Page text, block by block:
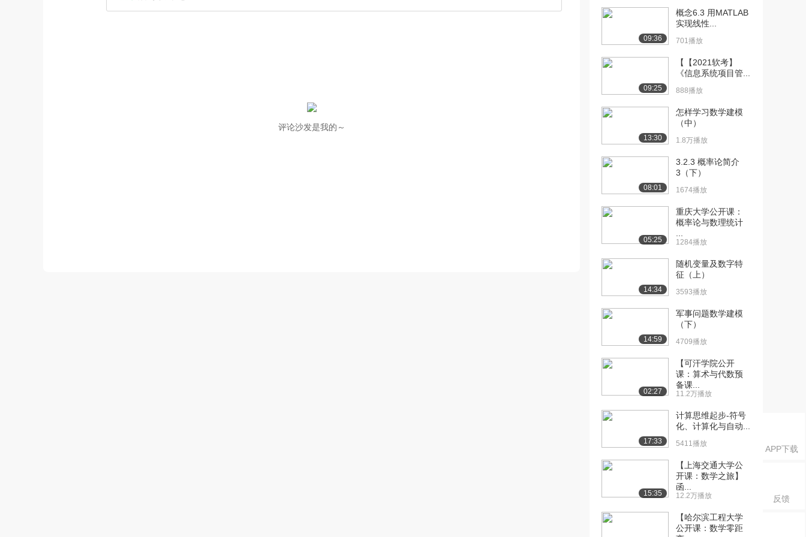
APP下载
反馈
评论沙发是我的～
[10] 【课后习题】概率论
与数理统计 第3...
1584播放
[11] 【课后习题】概率论
03:21
[12] 【课后习题】概率论
05:00
[13] 【课后习题】概率论
01:43
[14] 【课后习题】概率论
04:12
[15] 【课后习题】概率论
03:16
[16] 【课后习题】概率论
与数理统计 第3...
02:51
与数理统计 第3...
与数理统计 第3...
与数理统计 第3...
[20] 【课后习题】概率论
与数理统计 第3...
835播放
09:36
概念6.3 用MATLAB
实现线性...
701播放
09:25
【【2021软考】
《信息系统项目管...
888播放
13:30
怎样学习数学建模
（中）
1.8万播放
08:01
3.2.3 概率论简介
3（下）
1674播放
05:25
重庆大学公开课：
概率论与数理统计
1284播放
14:34
随机变量及数字特
征（上）
3593播放
14:59
军事问题数学建模
（下）
4709播放
02:27
【可汗学院公开
课：算术与代数预
备课...
11.2万播放
17:33
计算思维起步-符号
化、计算化与自动...
5411播放
15:35
【上海交通大学公
开课：数学之旅】
函...
12.2万播放
【哈尔滨工程大学
公开课：数学零距